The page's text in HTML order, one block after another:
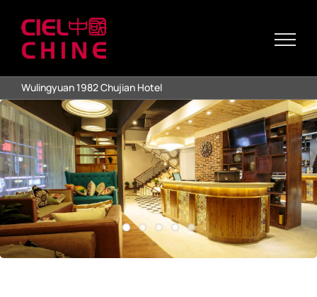
contenu
Wulingyuan 1982 Chujian Hotel